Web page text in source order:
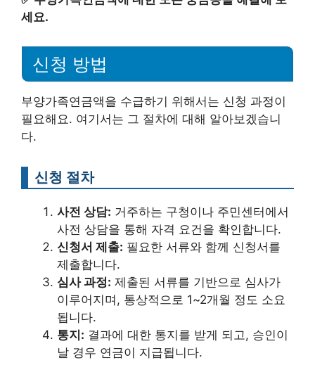
세요.
신청 방법
부양가족연금액을 수급하기 위해서는 신청 과정이
필요해요. 여기서는 그 절차에 대해 알아보겠습니
다.
신청 절차
사전 상담: 거주하는 구청이나 주민센터에서
사전 상담을 통해 자격 요건을 확인합니다.
신청서 제출: 필요한 서류와 함께 신청서를
제출합니다.
심사 과정: 제출된 서류를 기반으로 심사가
이루어지며, 통상적으로 1~2개월 정도 소요
됩니다.
통지: 결과에 대한 통지를 받게 되고, 승인이
날 경우 연금이 지급됩니다.